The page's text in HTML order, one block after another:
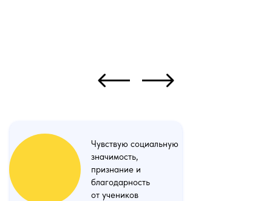
Чувствую социальную
значимость,
признание и
благодарность
от учеников